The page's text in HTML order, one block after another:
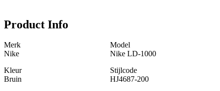
Product Info
Merk
Nike
Model
Nike LD-1000
Kleur
Bruin
Stijlcode
HJ4687-200